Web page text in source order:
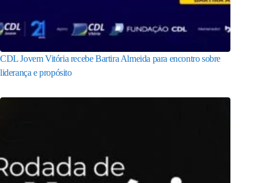
CDL Jovem Vitória recebe Bartira Almeida para encontro sobre
liderança e propósito